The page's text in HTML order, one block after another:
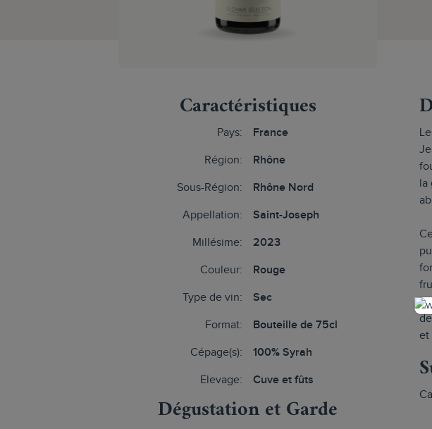
Caractéristiques
Pays: France
Région: Rhône
Sous-Région: Rhône Nord
Appellation: Saint-Joseph
Millésime: 2023
Couleur: Rouge
Type de vin: Sec
Format: Bouteille de 75cl
Cépage(s): 100% Syrah
Elevage: Cuve et fûts
Dégustation et Garde
la
et